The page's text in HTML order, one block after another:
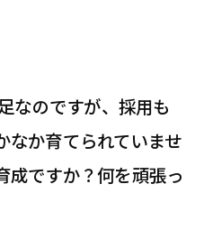
なのですが、採用も
なか育てられていませ
成ですか？何を頑張っ